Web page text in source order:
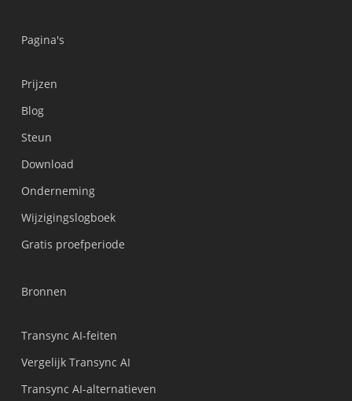
Pagina's
Prijzen
Blog
Steun
Download
Onderneming
Wijzigingslogboek
Gratis proefperiode
Bronnen
Transync AI-feiten
Vergelijk Transync AI
Transync AI-alternatieven